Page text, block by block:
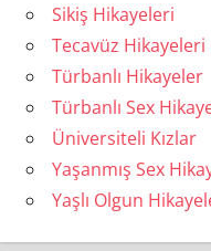
Sikiş Hikayeleri
Tecavüz Hikayeleri
Türbanlı Hikayeler
Türbanlı Sex
Üniversiteli Kızlar
Yaşanmış Sex
Yaşlı Olgun